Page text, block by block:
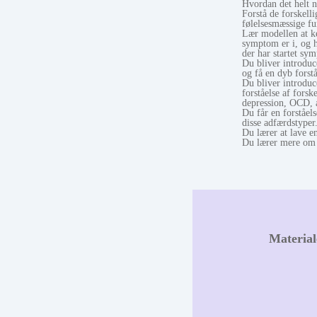
Hvordan det helt
Forstå de
følelsesmæssige
Lær modellen at
symptom er i, og
der har startet
Du bliver
og få en dyb
Du bliver
forståelse af
depression,
Du får en
disse
Du lærer at lave
Du lærer mere om